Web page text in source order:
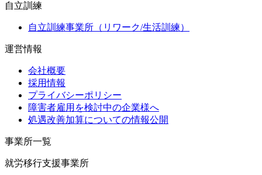
自立訓練
自立訓練事業所（リワーク/生活訓練）
運営情報
会社概要
採用情報
プライバシーポリシー
障害者雇用を検討中の企業様へ
処遇改善加算についての情報公開
事業所一覧
就労移行支援事業所